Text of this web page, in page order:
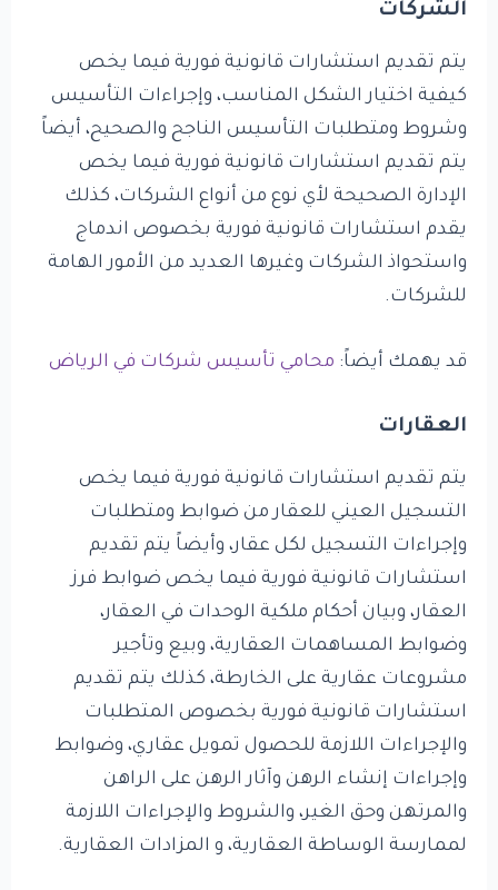
الشركات
يتم تقديم استشارات قانونية فورية فيما يخص
كيفية اختيار الشكل المناسب، وإجراءات التأسيس
وشروط ومتطلبات التأسيس الناجح والصحيح، أيضاً
يتم تقديم استشارات قانونية فورية فيما يخص
الإدارة الصحيحة لأي نوع من أنواع الشركات، كذلك
يقدم استشارات قانونية فورية بخصوص اندماج
واستحواذ الشركات وغيرها العديد من الأمور الهامة
للشركات.
قد يهمك أيضاً: محامي تأسيس شركات في الرياض
العقارات
يتم تقديم استشارات قانونية فورية فيما يخص
التسجيل العيني للعقار من ضوابط ومتطلبات
وإجراءات التسجيل لكل عقار، وأيضاً يتم تقديم
استشارات قانونية فورية فيما يخص ضوابط فرز
العقار، وبيان أحكام ملكية الوحدات في العقار،
وضوابط المساهمات العقارية، وبيع وتأجير
مشروعات عقارية على الخارطة، كذلك يتم تقديم
استشارات قانونية فورية بخصوص المتطلبات
والإجراءات اللازمة للحصول تمويل عقاري، وضوابط
وإجراءات إنشاء الرهن وآثار الرهن على الراهن
والمرتهن وحق الغير، والشروط والإجراءات اللازمة
لممارسة الوساطة العقارية، و المزادات العقارية.